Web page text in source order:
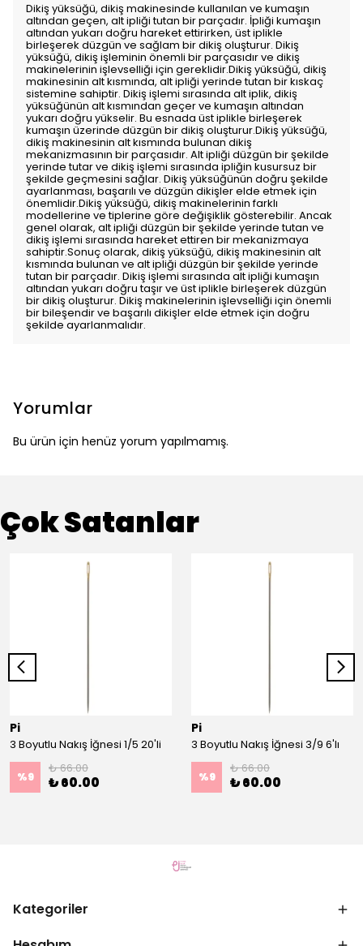
Dikiş yüksüğü, dikiş makinesinde kullanılan ve kumaşın
altından geçen, alt ipliği tutan bir parçadır. İpliği kumaşın
altından yukarı doğru hareket ettirirken, üst iplikle
birleşerek düzgün ve sağlam bir dikiş oluşturur. Dikiş
yüksüğü, dikiş işleminin önemli bir parçasıdır ve dikiş
makinelerinin işlevselliği için gereklidir.Dikiş yüksüğü, dikiş
makinesinin alt kısmında, alt ipliği yerinde tutan bir kıskaç
sistemine sahiptir. Dikiş işlemi sırasında alt iplik, dikiş
yüksüğünün alt kısmından geçer ve kumaşın altından
yukarı doğru yükselir. Bu esnada üst iplikle birleşerek
kumaşın üzerinde düzgün bir dikiş oluşturur.Dikiş yüksüğü,
dikiş makinesinin alt kısmında bulunan dikiş
mekanizmasının bir parçasıdır. Alt ipliği düzgün bir şekilde
yerinde tutar ve dikiş işlemi sırasında ipliğin kusursuz bir
şekilde geçmesini sağlar. Dikiş yüksüğünün doğru şekilde
ayarlanması, başarılı ve düzgün dikişler elde etmek için
önemlidir.Dikiş yüksüğü, dikiş makinelerinin farklı
modellerine ve tiplerine göre değişiklik gösterebilir. Ancak
genel olarak, alt ipliği düzgün bir şekilde yerinde tutan ve
dikiş işlemi sırasında hareket ettiren bir mekanizmaya
sahiptir.Sonuç olarak, dikiş yüksüğü, dikiş makinesinin alt
kısmında bulunan ve alt ipliği düzgün bir şekilde yerinde
tutan bir parçadır. Dikiş işlemi sırasında alt ipliği kumaşın
altından yukarı doğru taşır ve üst iplikle birleşerek düzgün
bir dikiş oluşturur. Dikiş makinelerinin işlevselliği için önemli
bir bileşendir ve başarılı dikişler elde etmek için doğru
şekilde ayarlanmalıdır.
Yorumlar
Bu ürün için henüz yorum yapılmamış.
Çok Satanlar
Pi
3 Boyutlu Nakış İğnesi 1/5 20'li
%9
₺ 66.00
₺ 60.00
Pi
3 Boyutlu Nakış İğnesi 3/9 6'lı
%9
₺ 66.00
₺ 60.00
Kategoriler